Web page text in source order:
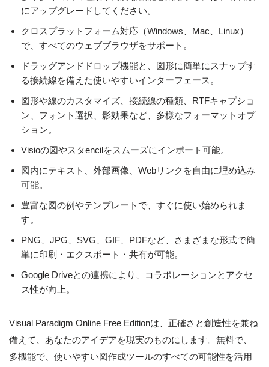
にアップグレードしてください。
クロスプラットフォーム対応（Windows、Mac、Linux）
で、すべてのウェブブラウザをサポート。
ドラッグアンドドロップ機能と、図形に簡単にスナップす
る接続線を備えた使いやすいインターフェース。
図形や線のカスタマイズ、接続線の種類、RTFキャプショ
ン、フォント選択、影効果など、多様なフォーマットオプ
ション。
Visioの図やスタencilをスムーズにインポート可能。
図内にテキスト、外部画像、Webリンクを自由に埋め込み
可能。
豊富な図の例やテンプレートで、すぐに使い始められま
す。
PNG、JPG、SVG、GIF、PDFなど、さまざまな形式で簡
単に印刷・エクスポート・共有が可能。
Google Driveとの連携により、コラボレーションとアクセ
ス性が向上。
Visual Paradigm Online Free Editionは、正確さと創造性を兼ね
備えて、あなたのアイデアを現実のものにします。無料で、
多機能で、使いやすい図作成ツールのすべての可能性を活用